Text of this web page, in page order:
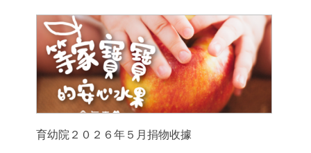
育幼院２０２６年５月捐物收據